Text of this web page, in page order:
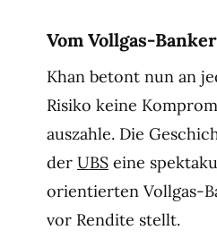
Vom Vollgas-
Khan betont nun an
Risiko keine
auszahle. Die
der UBS eine
orientierten Vollgas-
vor Rendite stellt.